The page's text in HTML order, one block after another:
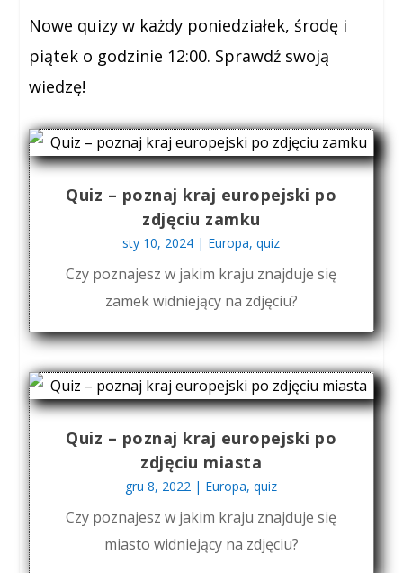
Nowe quizy w każdy poniedziałek, środę i
piątek o godzinie 12:00. Sprawdź swoją
wiedzę!
Quiz – poznaj kraj europejski po
zdjęciu zamku
sty 10, 2024 | Europa,quiz
Czy poznajesz w jakim kraju znajduje się
zamek widniejący na zdjęciu?
Quiz – poznaj kraj europejski po
zdjęciu miasta
gru 8, 2022 | Europa,quiz
Czy poznajesz w jakim kraju znajduje się
miasto widniejący na zdjęciu?